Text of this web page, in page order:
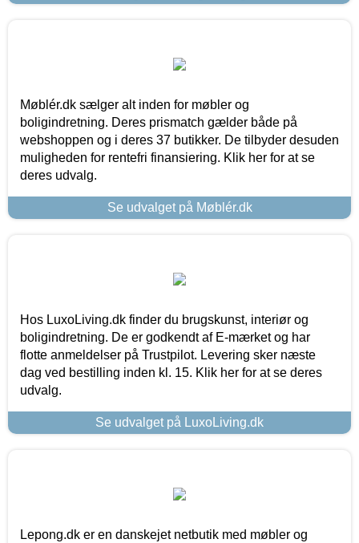
Møblér.dk sælger alt inden for møbler og
boligindretning. Deres prismatch gælder både på
webshoppen og i deres 37 butikker. De tilbyder desuden
muligheden for rentefri finansiering. Klik her for at se
deres udvalg.
Se udvalget på Møblér.dk
Hos LuxoLiving.dk finder du brugskunst, interiør og
boligindretning. De er godkendt af E-mærket og har
flotte anmeldelser på Trustpilot. Levering sker næste
dag ved bestilling inden kl. 15. Klik her for at se deres
udvalg.
Se udvalget på LuxoLiving.dk
Lepong.dk er en danskejet netbutik med møbler og